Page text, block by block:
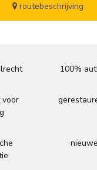
routebeschrijving
100%